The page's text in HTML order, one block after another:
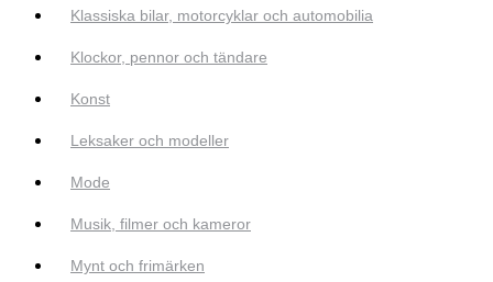
Klassiska bilar, motorcyklar och automobilia
Klockor, pennor och tändare
Konst
Leksaker och modeller
Mode
Musik, filmer och kameror
Mynt och frimärken